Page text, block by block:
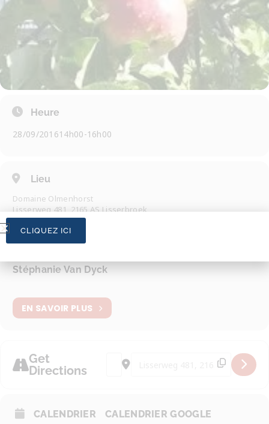
Heure
28/09/201614h00-16h00
Lieu
Domaine Olmenhorst
Lisserweg 481, 2165 AS Lisserbroek
Stéphanie Van Dyck
EN SAVOIR PLUS
Get
Directions
Address - Cueillette des pommes et
Destination Address - Cueillette
CALENDRIER CALENDRIER GOOGLE
CLIQUEZ ICI